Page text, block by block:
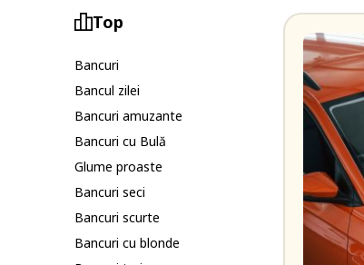
Top
Bancuri
Bancul zilei
Bancuri amuzante
Bancuri cu Bulă
Glume proaste
Bancuri seci
Bancuri scurte
Bancuri cu blonde